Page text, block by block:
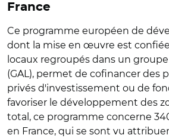
France
Ce programme européen de
dont la mise en œuvre est
locaux regroupés dans un
(GAL), permet de cofinancer des
privés d'investissement ou de
favoriser le développement des
total, ce programme concerne
en France, qui se sont vu